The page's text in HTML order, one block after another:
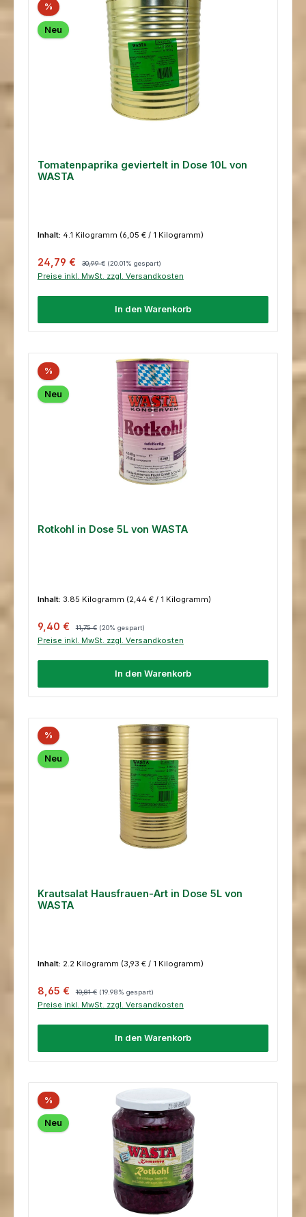
%
Neu
Tomatenpaprika geviertelt in Dose 10L von
WASTA
Inhalt: 4.1 Kilogramm (6,05 € / 1 Kilogramm)
Verkaufspreis:
24,79 € 30,99 € (20.01% gespart)
Preise inkl. MwSt. zzgl. Versandkosten
In den Warenkorb
%
Neu
Rotkohl in Dose 5L von WASTA
Inhalt: 3.85 Kilogramm (2,44 € / 1 Kilogramm)
Verkaufspreis:
9,40 € 11,75 € (20% gespart)
Preise inkl. MwSt. zzgl. Versandkosten
In den Warenkorb
%
Neu
Krautsalat Hausfrauen-Art in Dose 5L von
WASTA
Inhalt: 2.2 Kilogramm (3,93 € / 1 Kilogramm)
Verkaufspreis:
8,65 € 10,81 € (19.98% gespart)
Preise inkl. MwSt. zzgl. Versandkosten
In den Warenkorb
%
Neu